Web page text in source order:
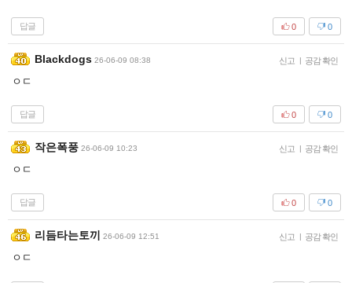
답글 0
0
Blackdogs 26-06-09 08:38 신고 | 공감 확인
ㅇㄷ
답글 0
0
작은폭풍 26-06-09 10:23 신고 | 공감 확인
ㅇㄷ
답글 0
0
리듬타는토끼 26-06-09 12:51 신고 | 공감 확인
ㅇㄷ